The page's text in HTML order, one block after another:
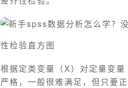
性检验直方图
根据定类变量（X）对定量变
严格，一般很难满足，但只要